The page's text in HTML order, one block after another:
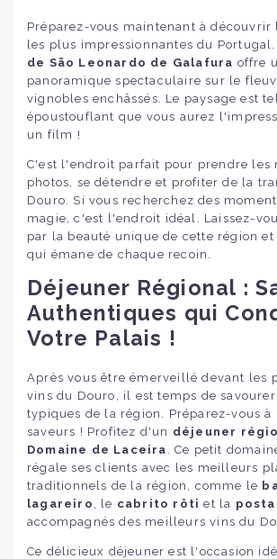
Préparez-vous maintenant à découvrir
les plus impressionnantes du Portugal.
de São Leonardo de Galafura offre
panoramique spectaculaire sur le
vignobles enchâssés. Le paysage est
époustouflant que vous aurez
un film !
C'est l'endroit parfait pour prendre les
photos, se détendre et profiter de la
Douro. Si vous recherchez des
magie, c'est l'endroit idéal. Laissez-
par la beauté unique de cette région
qui émane de chaque recoin.
Déjeuner Régional :
Authentiques qui
Votre Palais !
Après vous être émerveillé devant les
vins du Douro, il est temps de
typiques de la région. Préparez-vous à
saveurs ! Profitez d'un déjeuner
Domaine de Laceira
. Ce petit
régale ses clients avec les meilleurs
traditionnels de la région, comme le
lagareiro
, le cabrito rôti et la
accompagnés des meilleurs vins du
Ce délicieux déjeuner est l'occasion